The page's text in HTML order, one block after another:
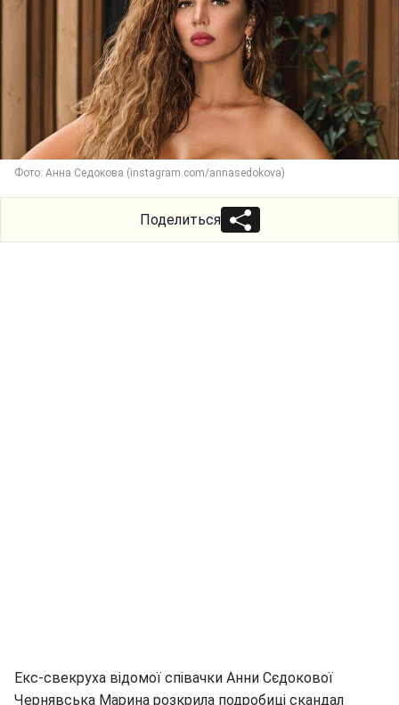
Фото: Анна Седокова (instagram.com/annasedokova)
Поделиться
Екс-свекруха відомої співачки Анни Сєдокової
Чернявська Марина розкрила подробиці скандал